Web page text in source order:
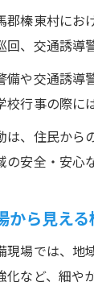
郡榛東村にお
回、交通誘導
備や交通誘導
校行事の際に
は、住民か
の安全・安心
から見え
現場では、地
化など、細や